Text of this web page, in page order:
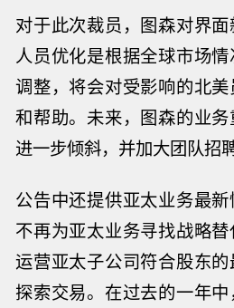
对于此次裁员，图森对界面
人员优化是根据全球市场
调整，将会对受影响的北
和帮助。未来，图森的业
进一步倾斜，并加大团队招
公告中还提供亚太业务最
不再为亚太业务寻找战略
运营亚太子公司符合股东
探索交易。在过去的一年中